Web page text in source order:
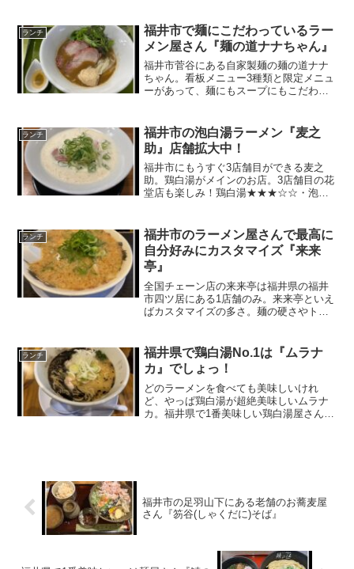
ぎ？！・メニューが豊富・店内広め・8号
線沿いで入りやすい福井市米松にある
自...
ランチ
福井市で麺にこだわっているラー
メン屋さん『麺の道ナナちゃん』
福井市菅谷にある自家製麺の麺の道ナナ
ちゃん。看板メニュー3種類と限定メニュ
ーがあって、麺にもスープにもこだわり
煮干し、まぜそば、魚介つけ麺がある・
限定商品が数ヶ月に一...
ランチ
福井市の泡白湯ラーメン『麦之
助』店舗拡大中！
福井市にもうすぐ3店舗目ができる麦之
助。鶏白湯がメインのお店。3店舗目の花
堂店も楽しみ！鶏白湯★★★☆☆・泡白
し営業だからいつでも行ける！福井市の
新田塚にある麦之助。福...
ランチ
福井市のラーメン屋さんで最高に
自分好みにカスタマイズ『来来
亭』
全国チェーン店の来来亭は福井県の福井
市四ツ居にある1店舗のみ。来来亭といえ
ばカスタマイズの多さ。麺の硬さやトッ
が432！・こってり系で男性に人気・麺は
細麺・がっつり...
ランチ
福井県で鶏白湯No.1は『ムラナ
カ』でしょっ！
どのラーメンを食べても美味しいけれ
ど、やっぱ鶏白湯が超絶美味しいムラナ
カ。福井県で1番美味しい鶏白湯屋さん。
福井市の足羽山下にある老舗のお蕎麦屋
さん『笏谷(しゃくだに)そば』